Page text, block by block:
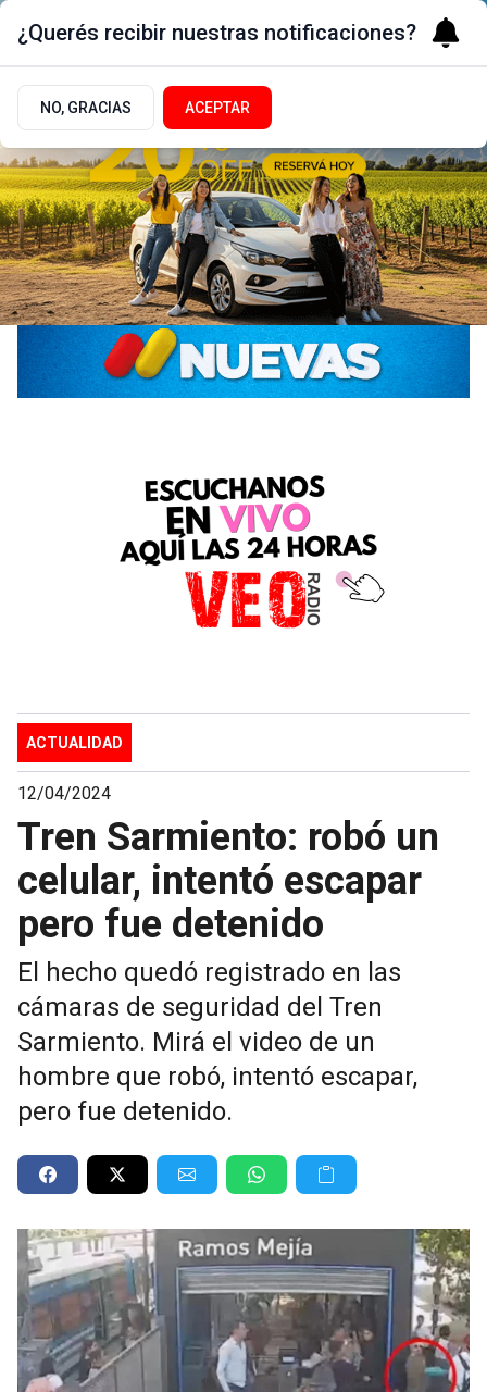
ACTUALIDAD
12/04/2024
Tren Sarmiento: robó un
celular, intentó escapar
pero fue detenido
El hecho quedó registrado en las
cámaras de seguridad del Tren
Sarmiento. Mirá el video de un
hombre que robó, intentó escapar,
pero fue detenido.
¿Querés recibir nuestras notificaciones?
NO, GRACIAS ACEPTAR